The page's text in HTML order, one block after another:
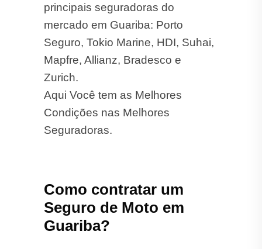
principais seguradoras do
mercado em Guariba: Porto
Seguro, Tokio Marine, HDI, Suhai,
Mapfre, Allianz, Bradesco e
Zurich.
Aqui Você tem as Melhores
Condições nas Melhores
Seguradoras.
Como contratar um
Seguro de Moto em
Guariba?